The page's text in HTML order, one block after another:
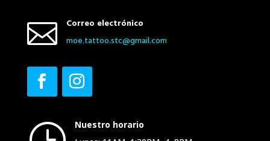

Correo electrónico
moe.​tattoo.​stc@​gmail.​com
Nuestro horario